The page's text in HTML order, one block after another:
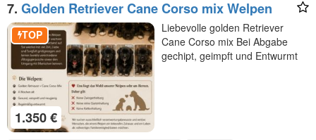
7. Golden Retriever Cane Corso mix Welpen
1.350 €
TOP
Liebevolle golden Retriever
Cane Corso mix Bei Abgabe
gechipt, geimpft und Entwurmt